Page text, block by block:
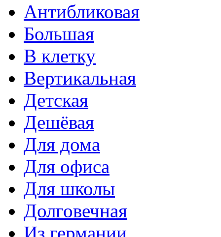
Антибликовая
Большая
В клетку
Вертикальная
Детская
Дешёвая
Для дома
Для офиса
Для школы
Долговечная
Из германии